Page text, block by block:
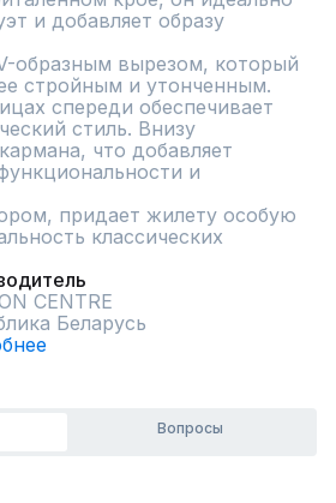
и добавляет образу
образным вырезом, который
стройным и утонченным.
спереди обеспечивает
стиль. Внизу
что добавляет
и
придает жилету особую
классических
CENTRE
Беларусь
Вопросы